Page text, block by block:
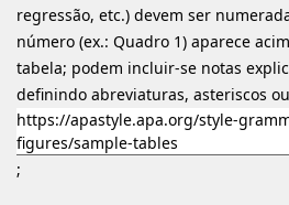
regressão, etc.) devem ser
número (ex.: Quadro 1) aparece
tabela; podem incluir-se notas
definindo abreviaturas, asteriscos
https://apastyle.apa.org/style-
figures/sample-tables
;